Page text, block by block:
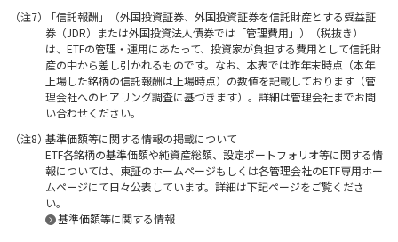
「信託報酬」（外国投資証券、外国投資証券を信託財産とする受益証
券（JDR）または外国投資法人債券では「管理費用」）（税抜き）
は、ETFの管理・運用にあたって、投資家が負担する費用として信託財
産の中から差し引かれるものです。なお、本表では昨年末時点（本年
上場した銘柄の信託報酬は上場時点）の数値を記載しております（管
理会社へのヒアリング調査に基づきます）。詳細は管理会社までお問
い合わせください。
基準価額等に関する情報の掲載について
ETF各銘柄の基準価額や純資産総額、設定ポートフォリオ等に関する情
報については、東証のホームページもしくは各管理会社のETF専用ホー
ムページにて日々公表しています。詳細は下記ページをご覧くださ
い。
基準価額等に関する情報